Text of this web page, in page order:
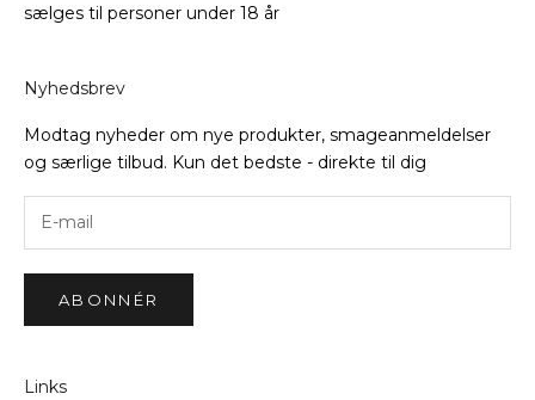
sælges til personer under 18 år
Nyhedsbrev
Modtag nyheder om nye produkter, smageanmeldelser
og særlige tilbud. Kun det bedste - direkte til dig
ABONNÉR
Links